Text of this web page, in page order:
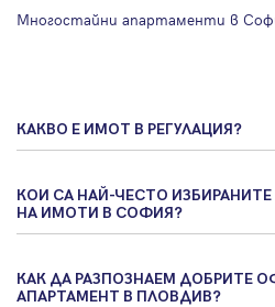
Многостайни апартаменти в
КАКВО Е ИМОТ В РЕГУЛАЦИЯ?
КОИ СА НАЙ-ЧЕСТО ИЗБИРАНИТЕ
НА ИМОТИ В СОФИЯ?
КАК ДА РАЗПОЗНАЕМ ДОБРИТЕ
АПАРТАМЕНТ В ПЛОВДИВ?